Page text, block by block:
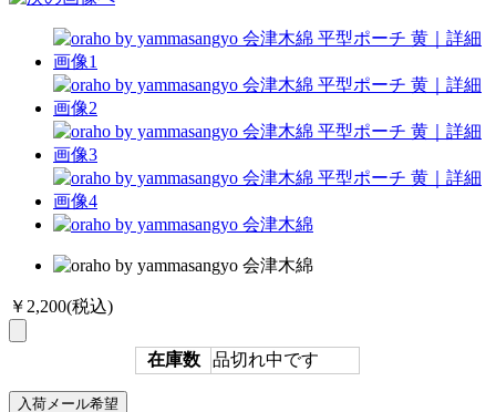
￥2,200(税込)
在庫数 品切れ中です